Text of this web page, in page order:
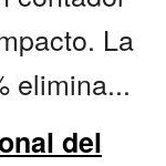
La
elimina...
del